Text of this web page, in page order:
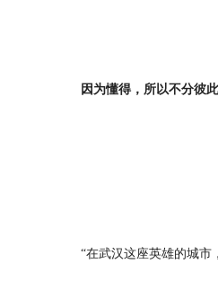
因为懂得，所以不分彼此
“在武汉这座英雄的城市